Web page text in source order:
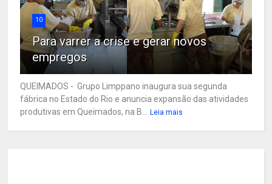
10
Para varrer a crise e gerar novos
empregos
QUEIMADOS - Grupo Limppano inaugura sua segunda
fábrica no Estado do Rio e anuncia expansão das atividades
produtivas em Queimados, na B...
Leia mais